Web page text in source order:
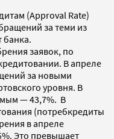
(Approval Rate)
за теми из
банка.
заявок, по
В апреле
за новыми
уровня. В
— 43,7%. В
(потребкредиты
в апреле
Это превышает